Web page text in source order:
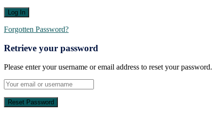
Forgotten Password?
Retrieve your password
Please enter your username or email address to reset your password.